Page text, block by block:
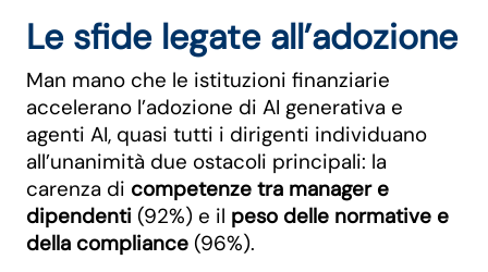
Le sfide legate all’adozione
Man mano che le istituzioni finanziarie
accelerano l’adozione di AI generativa e
agenti AI, quasi tutti i dirigenti individuano
all’unanimità due ostacoli principali: la
carenza di competenze tra manager e
dipendenti (92%) e il peso delle normative e
della compliance (96%).